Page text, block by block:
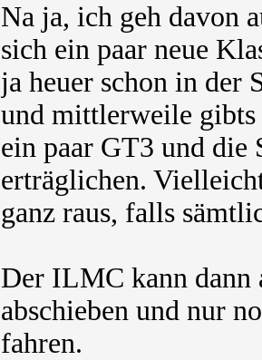
Na ja, ich geh davon
sich ein paar neue
ja heuer schon in der
und mittlerweile gibts
ein paar GT3 und die
erträglichen.
ganz raus, falls
Der ILMC kann
abschieben und nur
fahren.